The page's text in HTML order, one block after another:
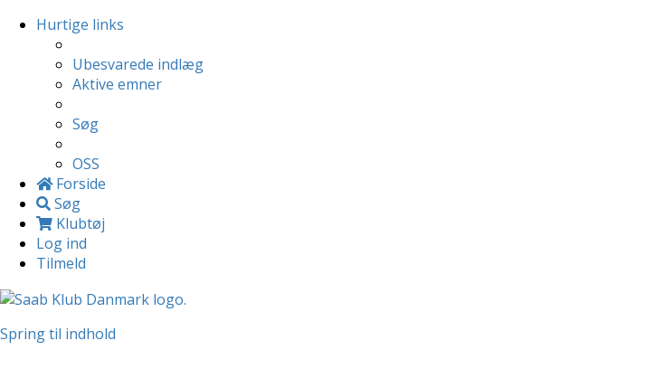
Hurtige links
Ubesvarede indlæg
Aktive emner
Søg
OSS
Forside
Søg
Klubtøj
Log ind
Tilmeld
Spring til indhold